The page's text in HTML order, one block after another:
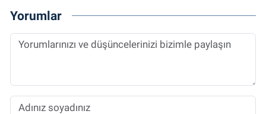
Yorumlar